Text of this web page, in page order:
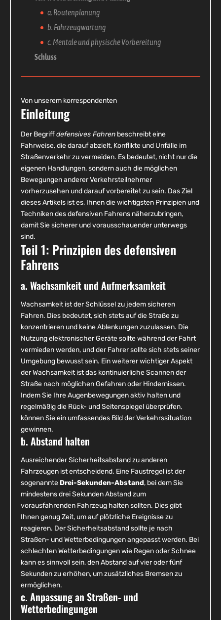
a. Routenplanung
b. Fahrzeugwartung
c. Mentale und physische Vorbereitung
Schluss
Von unserem korrespondenten
Einleitung
Der Begriffdefensives Fahren beschreibt eine
Fahrweise, die darauf abzielt, Konflikte und Unfälle im
Straßenverkehr zu vermeiden. Es bedeutet, nicht nur die
eigenen Handlungen, sondern auch die möglichen
Bewegungen anderer Verkehrsteilnehmer
vorherzusehen und darauf vorbereitet zu sein. Das Ziel
dieses Artikels ist es, Ihnen die wichtigsten Prinzipien und
Techniken des defensiven Fahrens näherzubringen,
damit Sie sicherer und vorausschauender unterwegs
sind.
Teil 1: Prinzipien des defensiven
Fahrens
a. Wachsamkeit und Aufmerksamkeit
Wachsamkeit ist der Schlüssel zu jedem sicheren
Fahren. Dies bedeutet, sich stets auf die Straße zu
konzentrieren und keine Ablenkungen zuzulassen. Die
Nutzung elektronischer Geräte sollte während der Fahrt
vermieden werden, und der Fahrer sollte sich stets seiner
Umgebung bewusst sein. Ein weiterer wichtiger Aspekt
der Wachsamkeit ist das kontinuierliche Scannen der
Straße nach möglichen Gefahren oder Hindernissen.
Indem Sie Ihre Augenbewegungen aktiv halten und
regelmäßig die Rück- und Seitenspiegel überprüfen,
können Sie ein umfassendes Bild der Verkehrssituation
gewinnen.
b. Abstand halten
Ausreichender Sicherheitsabstand zu anderen
Fahrzeugen ist entscheidend. Eine Faustregel ist der
sogenannte Drei-Sekunden-Abstand, bei dem Sie
mindestens drei Sekunden Abstand zum
vorausfahrenden Fahrzeug halten sollten. Dies gibt
Ihnen genug Zeit, um auf plötzliche Ereignisse zu
reagieren. Der Sicherheitsabstand sollte je nach
Straßen- und Wetterbedingungen angepasst werden. Bei
schlechten Wetterbedingungen wie Regen oder Schnee
kann es sinnvoll sein, den Abstand auf vier oder fünf
Sekunden zu erhöhen, um zusätzliches Bremsen zu
ermöglichen.
c. Anpassung an Straßen- und
Wetterbedingungen